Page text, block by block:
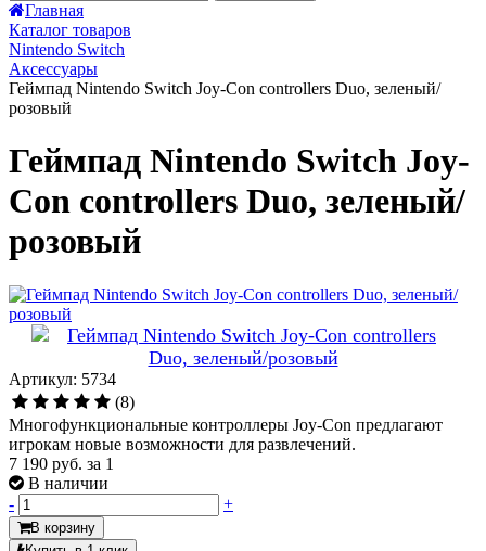
Главная
Каталог товаров
Nintendo Switch
Аксессуары
Геймпад Nintendo Switch Joy-Con controllers Duo, зеленый/
розовый
Геймпад Nintendo Switch Joy-
Con controllers Duo, зеленый/
розовый
Артикул: 5734
(8)
Многофункциональные контроллеры Joy-Con предлагают
игрокам новые возможности для развлечений.
7 190 руб. за 1
В наличии
-
+
В корзину